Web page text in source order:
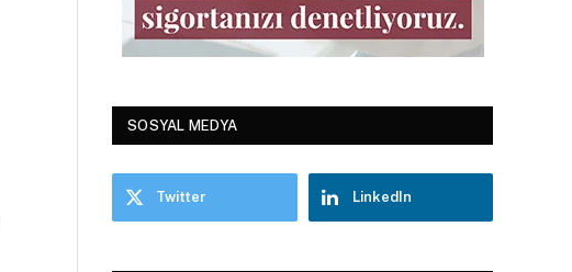
SOSYAL MEDYA
Twitter LinkedIn